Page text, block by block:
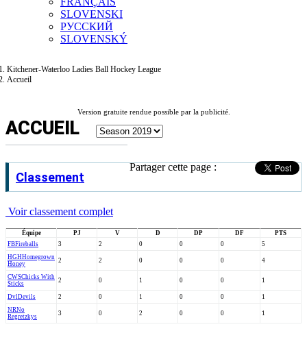
SLOVENSKI
РУССКИЙ
SLOVENSKÝ
Kitchener-Waterloo Ladies Ball Hockey League
Accueil
Version gratuite rendue possible par la publicité.
ACCUEIL
Partager cette page :
Classement
Voir classement complet
Équipe PJ V D DP DF
PTS
FBFireballs 3 2 0 0 0
5
HGHHomegrown
Honey
2 2 0 0 0 4
CWSChicks With
Sticks
2 0 1 0 0 1
DvlDevils 2 0 1 0 0
1
NRNo
Regretzkys
3 0 2 0 0 1